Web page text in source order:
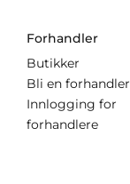
Forhandler
Butikker
Bli en forhandler
Innlogging for
forhandlere